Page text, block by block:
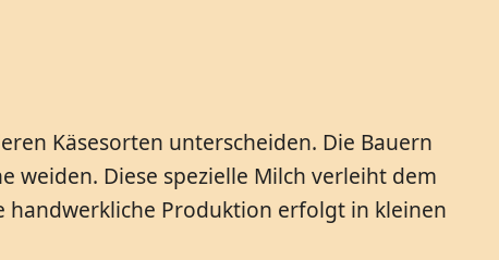
Käsesorten unterscheiden. Die Bauern
weiden. Diese spezielle Milch verleiht dem
handwerkliche Produktion erfolgt in kleinen